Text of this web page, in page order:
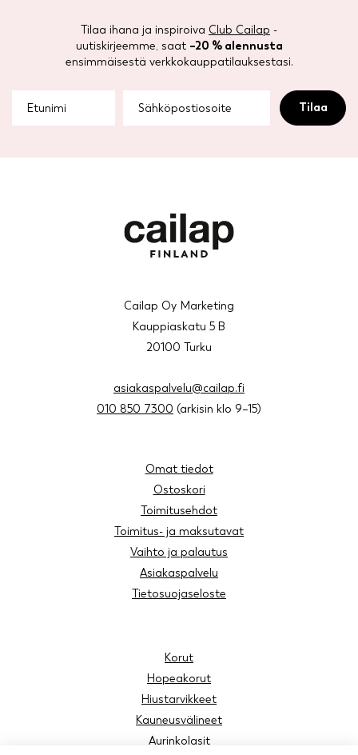
Tilaa ihana ja inspiroiva Club Cailap -
uutiskirjeemme, saat –20 % alennusta
ensimmäisestä verkkokauppatilauksestasi.
Cailap Oy Marketing
Kauppiaskatu 5 B
20100 Turku
asiakaspalvelu@cailap.fi
010 850 7300 (arkisin klo 9–15)
Omat tiedot
Ostoskori
Toimitusehdot
Toimitus- ja maksutavat
Vaihto ja palautus
Asiakaspalvelu
Tietosuojaseloste
Korut
Hopeakorut
Hiustarvikkeet
Kauneusvälineet
Aurinkolasit